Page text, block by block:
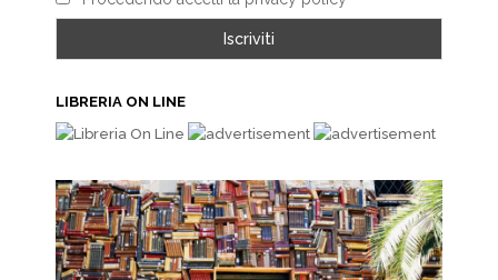
LIBRERIA ON LINE